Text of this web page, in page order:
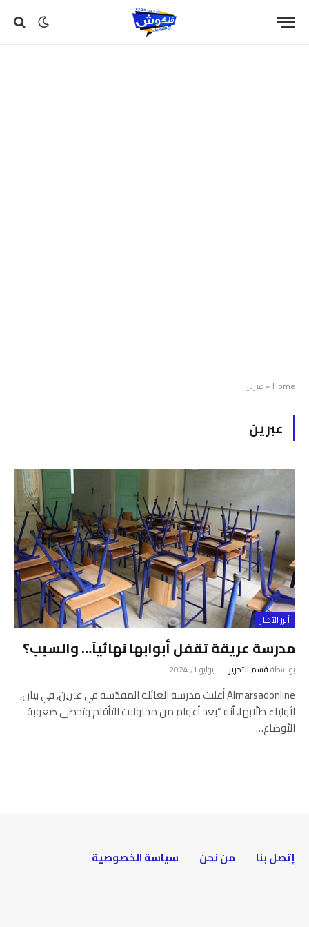
Home
» عبرين
عبرين
أبرز الأخبار
مدرسة عريقة تقفل أبوابها نهائياً… والسبب؟
بواسطةقسم التحرير يوليو 1, 2024
Almarsadonline أعلنت مدرسة العائلة المقدّسة في عبرين, في بيان,
لأولياء طلّابها، أنه “بعد أعوام من محاولات التأقلم وتخطي صعوبة
الأوضاع…
إتصل بنا من نحن سياسة الخصوصية